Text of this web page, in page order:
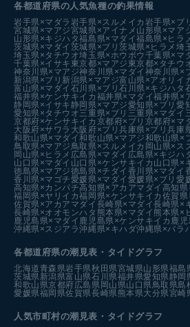
各都道府県の人気魚種の釣果情報
岩手県×マダラ 岩手県×スルメイカ 岩手県×ブ
宮城県×マアジ宮城県×アイナメ 山形県×マア
山形県×キジハタ福島県×マダイ福島県×ヒラ
茨城県×マダイ 茨城県×ブリ茨城県×ヒラメ埼
埼玉県×タチウオ埼玉県×ホウボウ 千葉県×マ
千葉県×イサキ 東京都×マアジ 東京都×タチウ
神奈川県×マアジ神奈川県×マダイ 神奈川県×
新潟県×ブリ 新潟県×マアジ富山県×アオリイ
富山県×マダイ 石川県×ブリ石川県×キジハタ
福井県×ケンサキイカ 福井県×マダイ福井県×
静岡県×イサキ 静岡県×マアジ愛知県×ブリ愛
愛知県×タチウオ三重県×ブリ 三重県×マダイ
京都府×ケンサキイカ 京都府×ブリ 京都府×マ
大阪府×サワラ 大阪府×ブリ兵庫県×ブリ兵庫
和歌山県×マダイ和歌山県×マアジ和歌山県×
鳥取県×マアジ鳥取県×スルメイカ 岡山県×ス
岡山県×ヒラメ 広島県×マダイ 広島県×キジハ
山口県×マダイ 山口県×ケンサキイカ 山口県×
徳島県×マアジ徳島県×チダイ 香川県×マダイ
香川県×マゴチ愛媛県×マダイ 愛媛県×ブリ愛
高知県×カンパチ高知県×アカアマダイ 高知県
福岡県×ヤリイカ福岡県×ケンサキイカ 佐賀県
佐賀県×アカアマダイ 長崎県×マダイ長崎県×
長崎県×オオモンハタ 熊本県×マダイ 熊本県×
鹿児島県×マダイ 鹿児島県×ケンサキイカ 鹿児
沖縄県×スジアラ沖縄県×キハダ沖縄県×バラ
各都道府県の潮見表 ・タイドグラフ
北海道青森県岩手県秋田県宮城県山形県福島
茨城県新潟県富山県石川県福井県愛知県静岡
和歌山県京都府広島県 岡山県山口県鳥取県島
愛媛県福岡県佐賀県長崎県熊本県大分県宮崎
人気市町村の潮見表・タイドグラフ